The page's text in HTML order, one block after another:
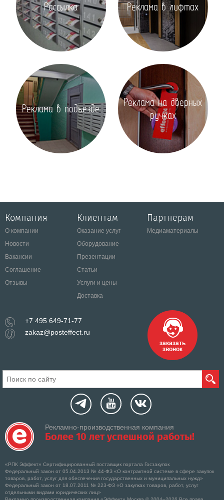
Рассылка Реклама в лифтах
Реклама в подъезде
Реклама на дверных
ручках
Компания
О компании
Новости
Вакансии
Соглашение
Отзывы
Клиентам
Оказание услуг
Оборудование
Презентации
Статьи
Услуги и цены
Доставка
Партнёрам
Медиаматериалы
+7 495 649-71-77
zakaz@posteffect.ru
заказать
звонок
Рекламно-производственная компания
Более 10 лет успешной работы!
«РПК Эффект» Сертифицированный поставщик портала Госзакупок
Федеральный закон от 05.04.2013 № 44-ФЗ «О контрактной системе в сфере закупок
товаров, работ, услуг для обеспечения государственных и муниципальных нужд»
Федеральный закон от 18.07.2011 № 223-ФЗ «О закупках товаров, работ, услуг
отдельными видами юридических лиц»